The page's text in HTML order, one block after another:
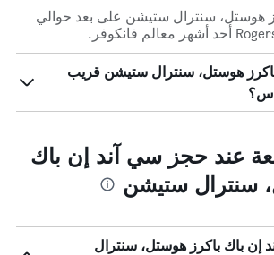
هوستل، سنترال ستيشن على بعد حوالي
هوستل، سنترال ستيشن قريب
عند حجز سي آند إن باك
سنترال ستيشن
باك باكرز هوستل، سنترال